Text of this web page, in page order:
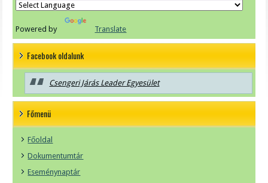
Powered by Translate
Facebook oldalunk
Csengeri Járás Leader Egyesület
Főmenü
Főoldal
Dokumentumtár
Eseménynaptár